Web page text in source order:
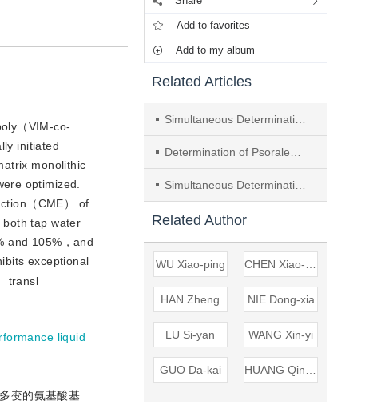
（VIM-co-
initiated
monolithic
optimized.
（CME） of
both tap water
and 105%，and
exceptional
transl
liquid
变的氨基酸基
Add to favorites
Add to my album
Related Articles
Simultaneous Determination of 8 Microcystins and 2 Diarrhoeal Shellfish Poisons in Aquatic Products by Ultra-high Performance Liquid Chromatography-Tandem Mass Spectrometry Based on QuEChERS Purification
Determination of Psoralen and Bergapten in Radix fici hirtae by Liquid-Liquid Microextraction Coupled with Liquid Chromatography-Mass Spectrometry
Simultaneous Determination of Five Trace Preservatives in Beer by Solid Phase Extraction/High Performance Liquid Chromatography-Mass Spectrometry
Related Author
WU Xiao-ping
HAN Zheng NIE Dong-xia
LU Si-yan WANG Xin-yi
GUO Da-kai